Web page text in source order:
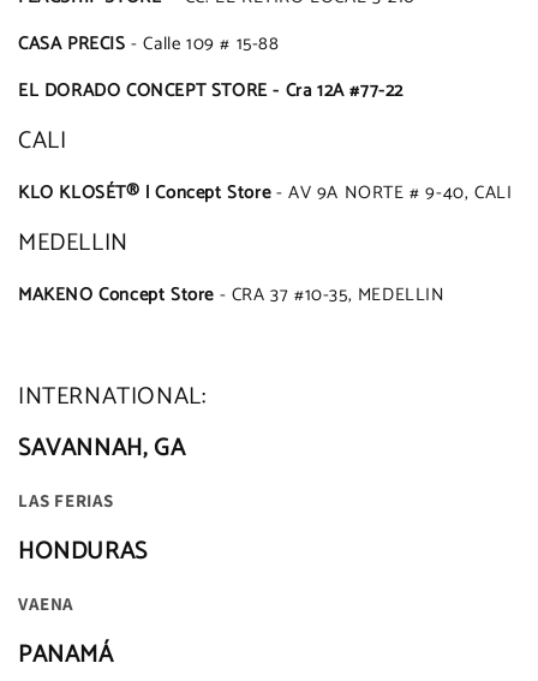
CASA PRECIS - Calle 109 # 15-88
EL DORADO CONCEPT STORE - Cra 12A #77-22
CALI
KLO KLOSÉT® l Concept Store- AV 9A NORTE # 9-40, CALI
MEDELLIN
MAKENO Concept Store - CRA 37 #10-35, MEDELLIN
INTERNATIONAL:
SAVANNAH, GA
LAS FERIAS
HONDURAS
VAENA
PANAMÁ